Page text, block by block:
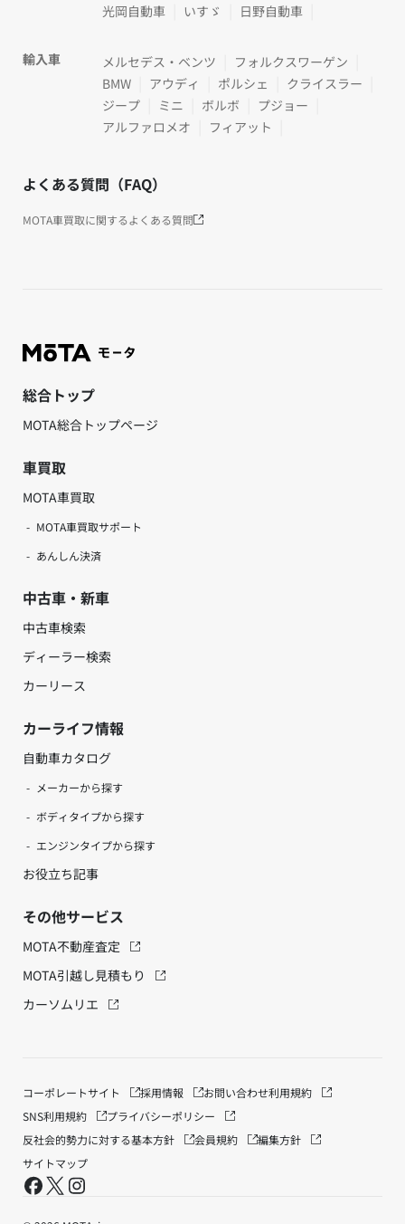
光岡自動車
いすゞ 日野自動車
輸入車 メルセデス・ベンツ
フォルクスワーゲン
BMW
アウディ ポルシェ
クライスラー
ジープ
ミニ ボルボ
プジョー
アルファロメオ
フィアット
よくある質問（FAQ）
MOTA車買取に関するよくある質問
総合トップ
MOTA総合トップページ
車買取
MOTA車買取
MOTA車買取サポート
あんしん決済
中古車・新車
中古車検索
ディーラー検索
カーリース
カーライフ情報
自動車カタログ
メーカーから探す
ボディタイプから探す
エンジンタイプから探す
お役立ち記事
その他サービス
MOTA不動産査定
MOTA引越し見積もり
カーソムリエ
コーポレートサイト 採用情報 お問い合わせ利用規約
SNS利用規約
プライバシーポリシー
反社会的勢力に対する基本方針
会員規約
編集方針
サイトマップ